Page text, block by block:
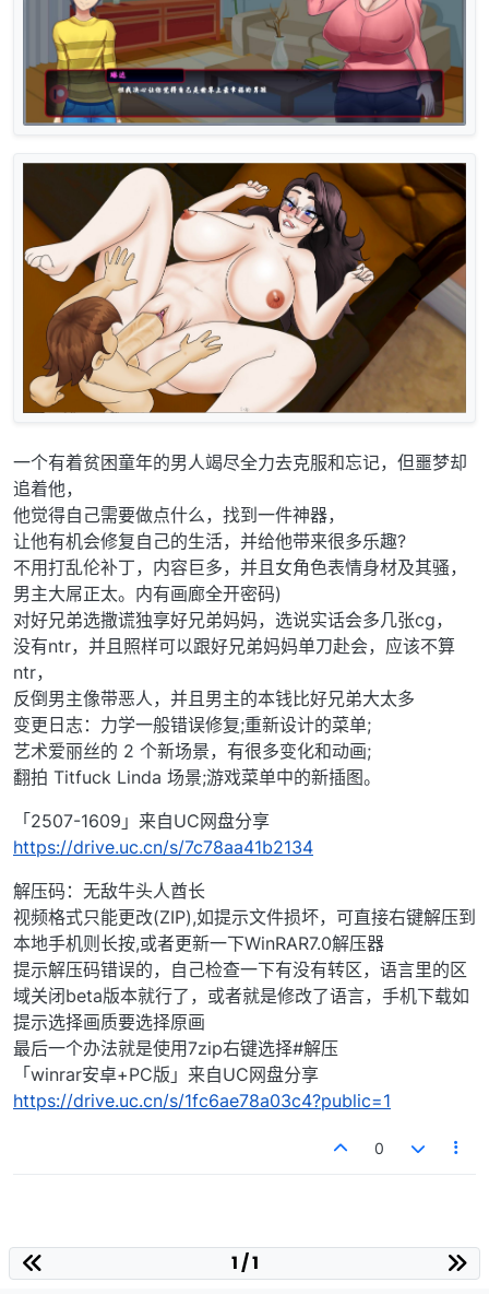
一个有着贫困童年的男人竭尽全力去克服和忘记，但噩梦却
追着他，
他觉得自己需要做点什么，找到一件神器，
让他有机会修复自己的生活，并给他带来很多乐趣?
不用打乱伦补丁，内容巨多，并且女角色表情身材及其骚，
男主大屌正太。内有画廊全开密码)
对好兄弟选撒谎独享好兄弟妈妈，选说实话会多几张cg，
没有ntr，并且照样可以跟好兄弟妈妈单刀赴会，应该不算
ntr，
反倒男主像带恶人，并且男主的本钱比好兄弟大太多
变更日志：力学一般错误修复;重新设计的菜单;
艺术爱丽丝的 2 个新场景，有很多变化和动画;
翻拍 Titfuck Linda 场景;游戏菜单中的新插图。
「2507-1609」来自UC网盘分享
https://drive.uc.cn/s/7c78aa41b2134
解压码：无敌牛头人酋长
视频格式只能更改(ZIP),如提示文件损坏，可直接右键解压到
本地手机则长按,或者更新一下WinRAR7.0解压器
提示解压码错误的，自己检查一下有没有转区，语言里的区
域关闭beta版本就行了，或者就是修改了语言，手机下载如
提示选择画质要选择原画
最后一个办法就是使用7zip右键选择#解压
「winrar安卓+PC版」来自UC网盘分享
https://drive.uc.cn/s/1fc6ae78a03c4?public=1
0
1 / 1